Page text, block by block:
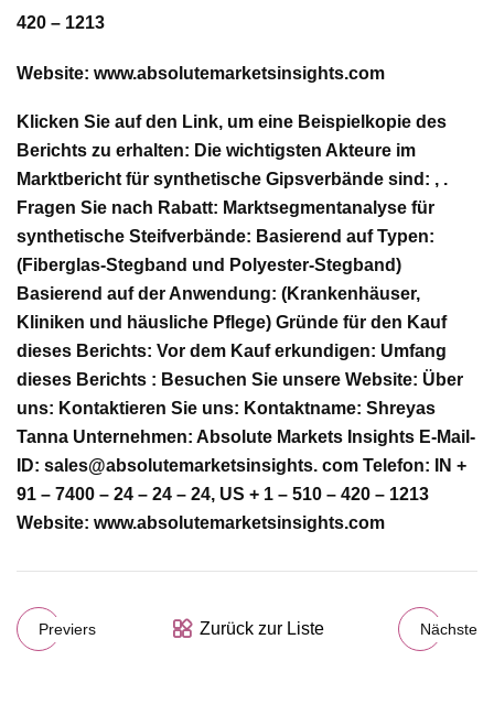
420 – 1213
Website: www.absolutemarketsinsights.com
Klicken Sie auf den Link, um eine Beispielkopie des
Berichts zu erhalten: Die wichtigsten Akteure im
Marktbericht für synthetische Gipsverbände sind: , .
Fragen Sie nach Rabatt: Marktsegmentanalyse für
synthetische Steifverbände: Basierend auf Typen:
(Fiberglas-Stegband und Polyester-Stegband)
Basierend auf der Anwendung: (Krankenhäuser,
Kliniken und häusliche Pflege) Gründe für den Kauf
dieses Berichts: Vor dem Kauf erkundigen: Umfang
dieses Berichts : Besuchen Sie unsere Website: Über
uns: Kontaktieren Sie uns: Kontaktname: Shreyas
Tanna Unternehmen: Absolute Markets Insights E-Mail-
ID: sales@absolutemarketsinsights. com Telefon: IN +
91 – 7400 – 24 – 24 – 24, US + 1 – 510 – 420 – 1213
Website: www.absolutemarketsinsights.com
Previers Zurück zur Liste Nächste